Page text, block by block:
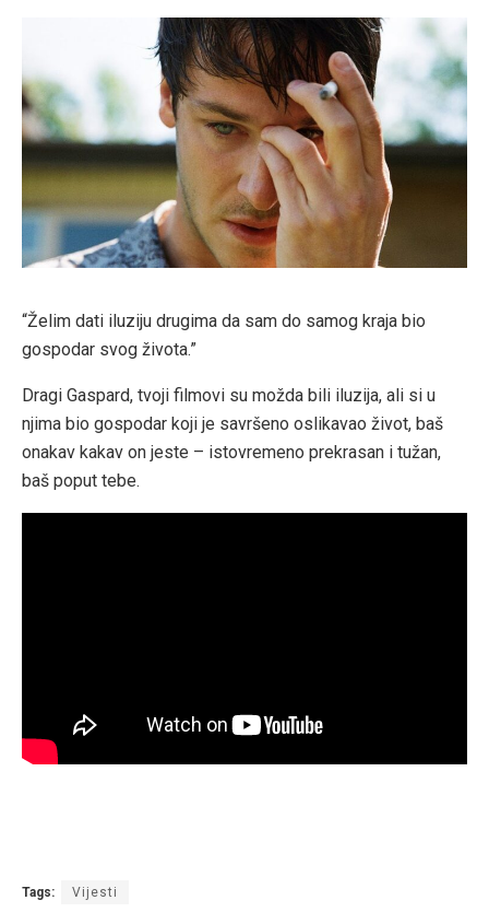
“Želim dati iluziju drugima da sam do samog kraja bio
gospodar svog života.”
Dragi Gaspard, tvoji filmovi su možda bili iluzija, ali si u
njima bio gospodar koji je savršeno oslikavao život, baš
onakav kakav on jeste – istovremeno prekrasan i tužan,
baš poput tebe.
Tags: Vijesti